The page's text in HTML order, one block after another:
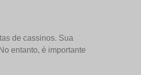
de cassinos. Sua
entanto, é importante